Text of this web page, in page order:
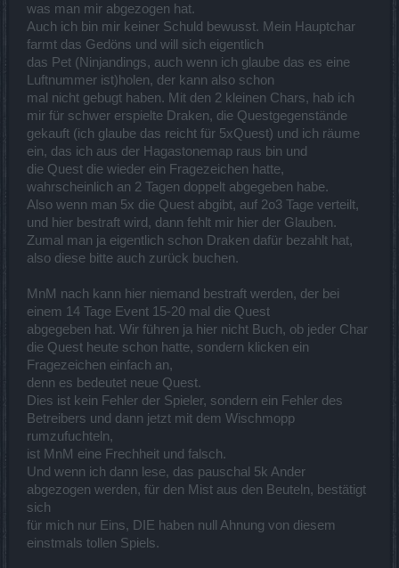
was man mir abgezogen hat.
Auch ich bin mir keiner Schuld bewusst. Mein Hauptchar
farmt das Gedöns und will sich eigentlich
das Pet (Ninjandings, auch wenn ich glaube das es eine
Luftnummer ist)holen, der kann also schon
mal nicht gebugt haben. Mit den 2 kleinen Chars, hab ich
mir für schwer erspielte Draken, die Questgegenstände
gekauft (ich glaube das reicht für 5xQuest) und ich räume
ein, das ich aus der Hagastonemap raus bin und
die Quest die wieder ein Fragezeichen hatte,
wahrscheinlich an 2 Tagen doppelt abgegeben habe.
Also wenn man 5x die Quest abgibt, auf 2o3 Tage verteilt,
und hier bestraft wird, dann fehlt mir hier der Glauben.
Zumal man ja eigentlich schon Draken dafür bezahlt hat,
also diese bitte auch zurück buchen.
MnM nach kann hier niemand bestraft werden, der bei
einem 14 Tage Event 15-20 mal die Quest
abgegeben hat. Wir führen ja hier nicht Buch, ob jeder Char
die Quest heute schon hatte, sondern klicken ein
Fragezeichen einfach an,
denn es bedeutet neue Quest.
Dies ist kein Fehler der Spieler, sondern ein Fehler des
Betreibers und dann jetzt mit dem Wischmopp
rumzufuchteln,
ist MnM eine Frechheit und falsch.
Und wenn ich dann lese, das pauschal 5k Ander
abgezogen werden, für den Mist aus den Beuteln, bestätigt
sich
für mich nur Eins, DIE haben null Ahnung von diesem
einstmals tollen Spiels.